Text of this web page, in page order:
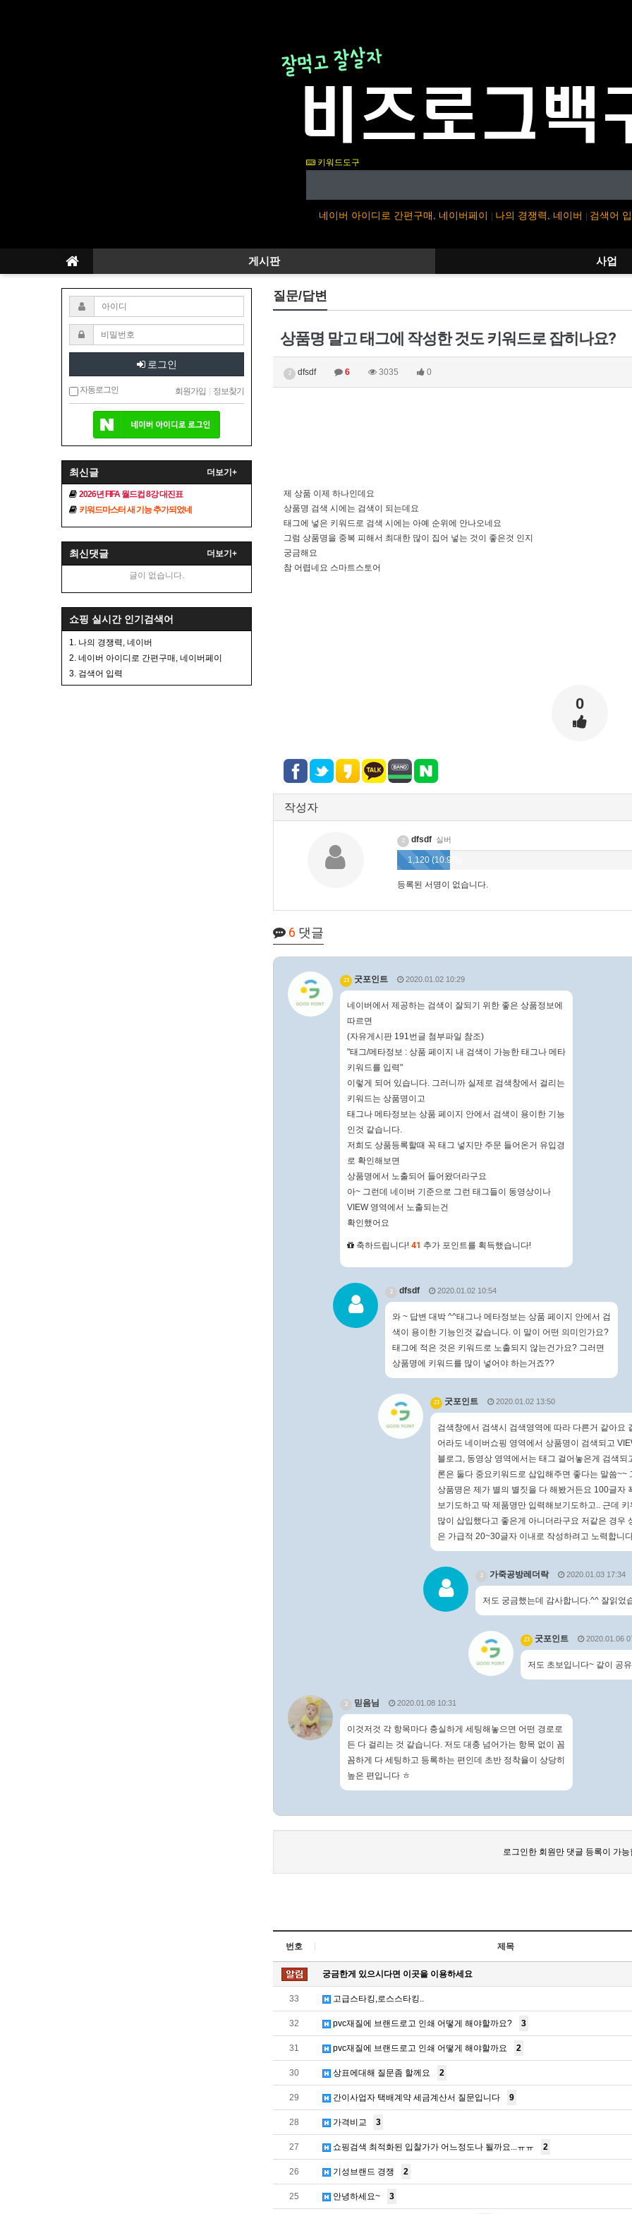
키워드도구
네이버 아이디로 간편구매, 네이버페이 | 나의 경쟁력, 네이버 | 검색어
게시판 사업
질문/답변
상품명 말고 태그에 작성한 것도 키워드로 잡히나요?
2 dfsdf 6 3035 0
제 상품 이제 하나인데요
상품명 검색 시에는 검색이 되는데요
태그에 넣은 키워드로 검색 시에는 아예 순위에 안나오네요
그럼 상품명을 중복 피해서 최대한 많이 집어 넣는 것이 좋은것 인지
궁금해요
참 어렵네요 스마트스토어
0
작성자
2 dfsdf 실버
1,120 (10.9%)
등록된 서명이 없습니다.
6 댓글
23 굿포인트 2020.01.02 10:29
네이버에서 제공하는 검색이 잘되기 위한 좋은 상품정보에
따르면
(자유게시판 191번글 첨부파일 참조)
"태그/메타정보 : 상품 페이지 내 검색이 가능한 태그나 메타
키워드를 입력"
이렇게 되어 있습니다. 그러니까 실제로 검색창에서 걸리는
키워드는 상품명이고
태그나 메타정보는 상품 페이지 안에서 검색이 용이한 기능
인것 같습니다.
저희도 상품등록할때 꼭 태그 넣지만 주문 들어온거 유입경
로 확인해보면
상품명에서 노출되어 들어왔더라구요
아~ 그런데 네이버 기준으로 그런 태그들이 동영상이나
VIEW 영역에서 노출되는건
확인했어요
축하드립니다! 41 추가 포인트를 획득했습니다!
2 dfsdf 2020.01.02 10:54
와 ~ 답변 대박 ^^태그나 메타정보는 상품 페이지 안에서 검
색이 용이한 기능인것 같습니다. 이 말이 어떤 의미인가요?
태그에 적은 것은 키워드로 노출되지 않는건가요? 그러면
상품명에 키워드를 많이 넣어야 하는거죠??
23 굿포인트 2020.01.02 13:50
검색창에서 검색시 검색영역에 따라 다른거 같아요
어라도 네이버쇼핑 영역에서 상품명이 검색되고
블로그, 동영상 영역에서는 태그 걸어놓은게 검색되
론은 둘다 중요키워드로 삽입해주면 좋다는 말씀~~
상품명은 제가 별의 별짓을 다 해봤거든요 100글자
보기도하고 딱 제품명만 입력해보기도하고.. 근데 키
많이 삽입했다고 좋은게 아니더라구요 저같은 경우
은 가급적 20~30글자 이내로 작성하려고 노력합니
2 가죽공방레더락 2020.01.03 17:34
저도 궁금했는데 감사합니다.^^ 잘읽었
23 굿포인트 2020.01.06
저도 초보입니다~ 같이 공
2 믿음님 2020.01.08 10:31
이것저것 각 항목마다 충실하게 세팅해놓으면 어떤 경로로
든 다 걸리는 것 같습니다. 저도 대충 넘어가는 항목 없이 꼼
꼼하게 다 세팅하고 등록하는 편인데 초반 정착율이 상당히
높은 편입니다 ㅎ
로그인한 회원만 댓글 등록이 가능
번호 제목
궁금한게 있으시다면 이곳을 이용하세요
33 고급스타킹,로스스타킹..
32 pvc재질에 브랜드로고 인쇄 어떻게 해야할까요? 3
31 pvc재질에 브랜드로고 인쇄 어떻게 해야할까요 2
30 상표에대해 질문좀 할께요 2
29 간이사업자 택배계약 세금계산서 질문입니다 9
28 가격비교 3
27 쇼핑검색 최적화된 입찰가가 어느정도나 될까요...ㅠㅠ 2
26 기성브랜드 경쟁 2
25 안녕하세요~ 3
로그인
자동로그인 회원가입 정보찾기
최신글 더보기+
2026년 FIFA 월드컵 8강 대진표
키워드마스터 새 기능 추가되었네
최신댓글 더보기+
글이 없습니다.
쇼핑 실시간 인기검색어
1. 나의 경쟁력, 네이버
2. 네이버 아이디로 간편구매, 네이버페이
3. 검색어 입력